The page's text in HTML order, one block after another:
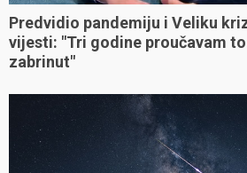
Predvidio pandemiju i Veliku
vijesti: "Tri godine proučavam
zabrinut"